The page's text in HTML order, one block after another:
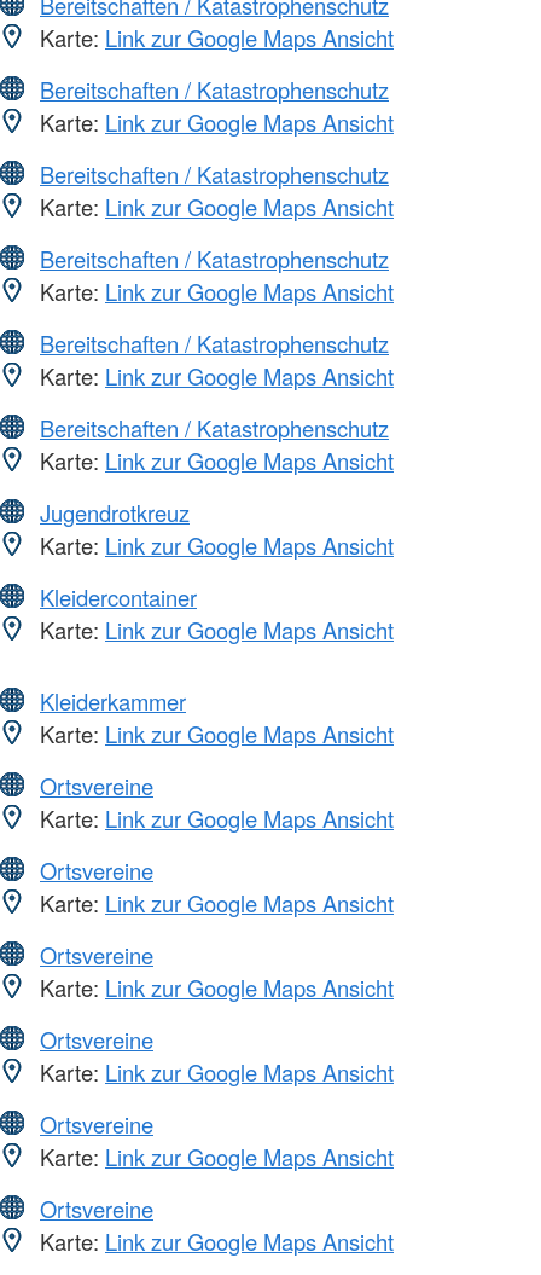
Karte: Link zur Google Maps Ansicht
Bereitschaften / Katastrophenschutz
Karte: Link zur Google Maps Ansicht
Bereitschaften / Katastrophenschutz
Karte: Link zur Google Maps Ansicht
Bereitschaften / Katastrophenschutz
Karte: Link zur Google Maps Ansicht
Bereitschaften / Katastrophenschutz
Karte: Link zur Google Maps Ansicht
Bereitschaften / Katastrophenschutz
Karte: Link zur Google Maps Ansicht
Jugendrotkreuz
Karte: Link zur Google Maps Ansicht
Kleidercontainer
Karte: Link zur Google Maps Ansicht
Kleiderkammer
Karte: Link zur Google Maps Ansicht
Ortsvereine
Karte: Link zur Google Maps Ansicht
Ortsvereine
Karte: Link zur Google Maps Ansicht
Ortsvereine
Karte: Link zur Google Maps Ansicht
Ortsvereine
Karte: Link zur Google Maps Ansicht
Ortsvereine
Karte: Link zur Google Maps Ansicht
Ortsvereine
Karte: Link zur Google Maps Ansicht